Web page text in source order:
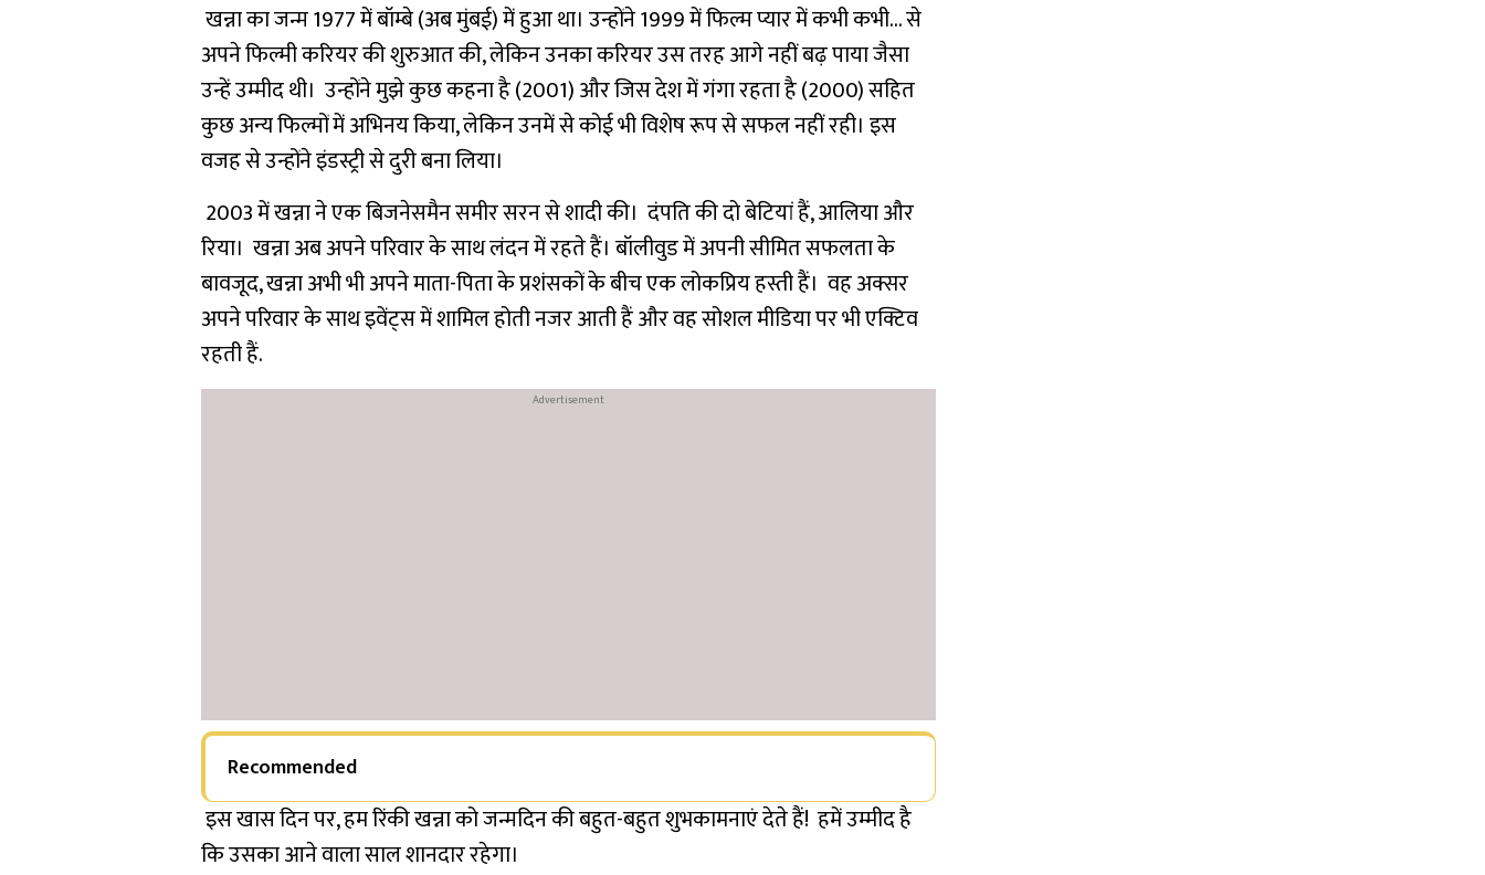
खन्ना का जन्म 1977 में बॉम्बे (अब मुंबई) में हुआ था। उन्होंने 1999 में फिल्म प्यार में कभी कभी… से
अपने फिल्मी करियर की शुरुआत की, लेकिन उनका करियर उस तरह आगे नहीं बढ़ पाया जैसा
उन्हें उम्मीद थी। उन्होंने मुझे कुछ कहना है (2001) और जिस देश में गंगा रहता है (2000) सहित
कुछ अन्य फिल्मों में अभिनय किया, लेकिन उनमें से कोई भी विशेष रूप से सफल नहीं रही। इस
वजह से उन्होंने इंडस्ट्री से दुरी बना लिया।
2003 में खन्ना ने एक बिजनेसमैन समीर सरन से शादी की। दंपति की दो बेटियां हैं, आलिया और
रिया। खन्ना अब अपने परिवार के साथ लंदन में रहते हैं। बॉलीवुड में अपनी सीमित सफलता के
बावजूद, खन्ना अभी भी अपने माता-पिता के प्रशंसकों के बीच एक लोकप्रिय हस्ती हैं। वह अक्सर
अपने परिवार के साथ इवेंट्स में शामिल होती नजर आती हैं और वह सोशल मीडिया पर भी एक्टिव
रहती हैं.
Recommended
इस खास दिन पर, हम रिंकी खन्ना को जन्मदिन की बहुत-बहुत शुभकामनाएं देते हैं! हमें उम्मीद है
कि उसका आने वाला साल शानदार रहेगा।